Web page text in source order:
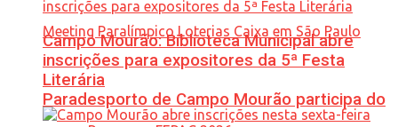
Paradesporto de Campo Mourão participa do
Campo Mourão: Biblioteca Municipal abre
inscrições para expositores da 5ª Festa
Literária